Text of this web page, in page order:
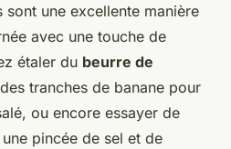
sont une excellente manière
avec une touche de
étaler du beurre de
tranches de banane pour
ou encore essayer de
pincée de sel et de